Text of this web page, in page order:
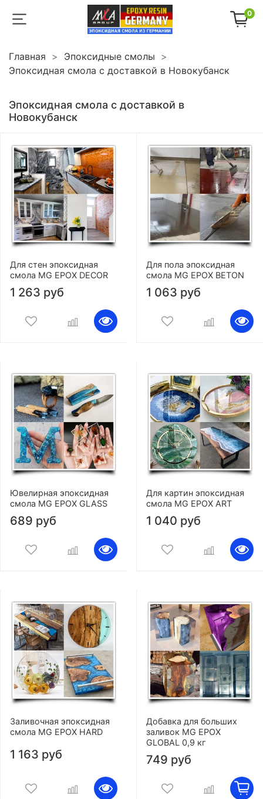
0
Главная
Эпоксидные смолы
Эпоксидная смола с доставкой в Новокубанск
Эпоксидная смола с доставкой в
Новокубанск
Для стен эпоксидная
смола MG EPOX DECOR
1 263 руб
Для пола эпоксидная
смола MG EPOX BETON
1 063 руб
Ювелирная эпоксидная
смола MG EPOX GLASS
689 руб
Для картин эпоксидная
смола MG EPOX ART
1 040 руб
Заливочная эпоксидная
смола MG EPOX HARD
1 163 руб
Добавка для больших
заливок MG EPOX
GLOBAL 0,9 кг
749 руб